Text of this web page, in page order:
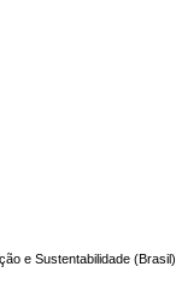
e Sustentabilidade (Brasil)